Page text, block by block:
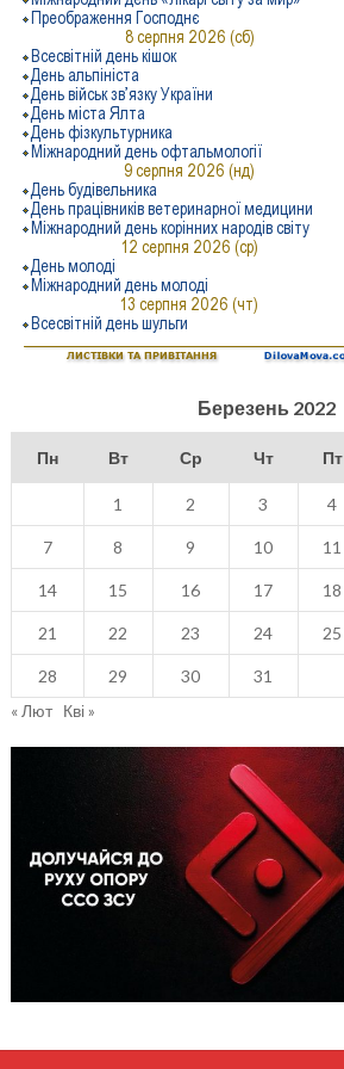
Березень 2022
Пн Вт Ср Чт Пт
1 2 3 4
7 8 9 10 11
14 15 16 17 18
21 22 23 24 25
28 29 30
31
« Лют Кві »